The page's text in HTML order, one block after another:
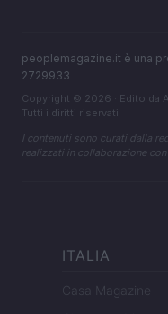
peoplemagazine.it è una
2729933
Copyright © 2026 · Edito da
Tutti i diritti riservati
I contenuti sono curati dalla
realizzati in collaborazione
ITALIA
Casa Magazine